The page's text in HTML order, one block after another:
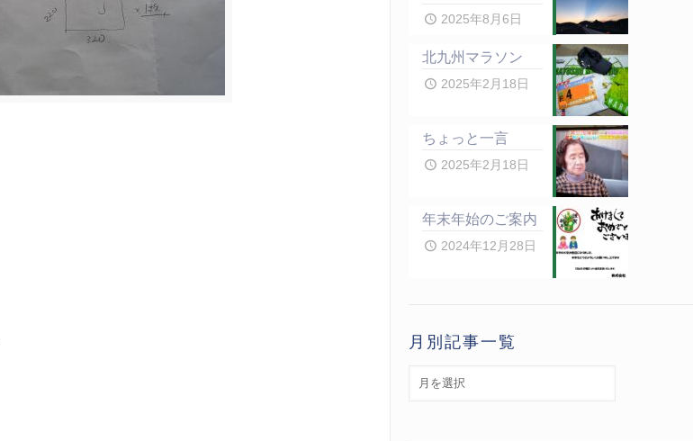
2025年8月6日
北九州マラソン
2025年2月18日
ちょっと一言
2025年2月18日
年末年始のご案内
2024年12月28日
月別記事一覧